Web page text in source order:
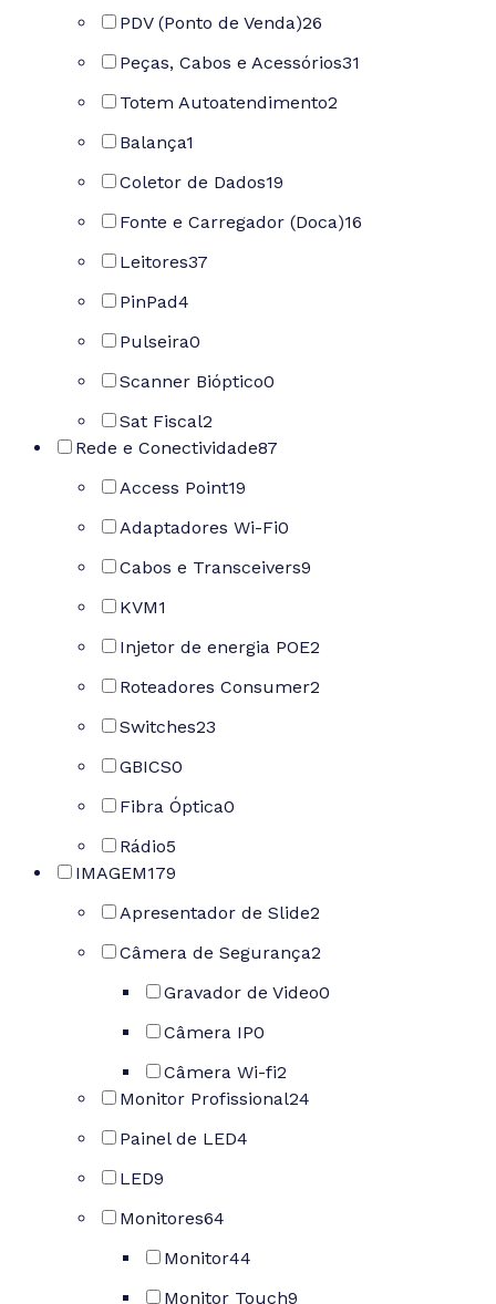
PDV (Ponto de Venda)26
Peças, Cabos e Acessórios31
Totem Autoatendimento2
Balança1
Coletor de Dados19
Fonte e Carregador (Doca)16
Leitores37
PinPad4
Pulseira0
Scanner Bióptico0
Sat Fiscal2
Rede e Conectividade87
Access Point19
Adaptadores Wi-Fi0
Cabos e Transceivers9
KVM1
Injetor de energia POE2
Roteadores Consumer2
Switches23
GBICS0
Fibra Óptica0
Rádio5
IMAGEM179
Apresentador de Slide2
Câmera de Segurança2
Gravador de Video0
Câmera IP0
Câmera Wi-fi2
Monitor Profissional24
Painel de LED4
LED9
Monitores64
Monitor44
Monitor Touch9